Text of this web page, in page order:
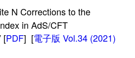
N Corrections to the
in AdS/CFT
[PDF] [電子版 Vol.34 (2021)